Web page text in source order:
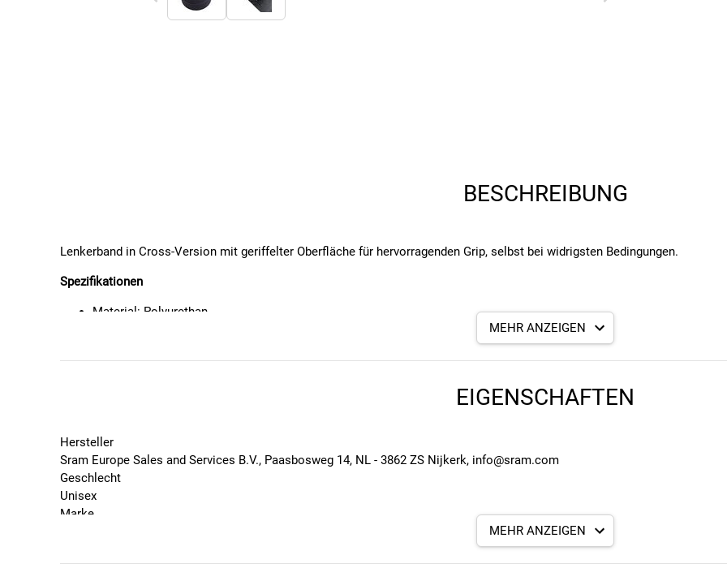
BESCHREIBUNG
Lenkerband in Cross-Version mit geriffelter Oberfläche für hervorragenden Grip, selbst bei widrigsten Bedingungen.
Spezifikationen
Material: Polyurethan
MEHR ANZEIGEN
EIGENSCHAFTEN
Hersteller
Sram Europe Sales and Services B.V., Paasbosweg 14, NL - 3862 ZS Nijkerk, info@sram.com
Geschlecht
Unisex
Marke
2026
MEHR ANZEIGEN